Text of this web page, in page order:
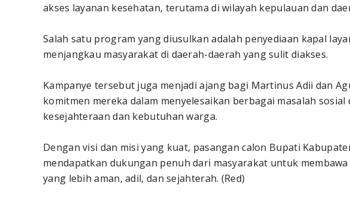
akses layanan kesehatan, terutama di wilayah kepulauan dan
Salah satu program yang diusulkan adalah penyediaan kapal
menjangkau masyarakat di daerah-daerah yang sulit diakses.
Kampanye tersebut juga menjadi ajang bagi Martinus Adii dan
komitmen mereka dalam menyelesaikan berbagai masalah
kesejahteraan dan kebutuhan warga.
Dengan visi dan misi yang kuat, pasangan calon Bupati
mendapatkan dukungan penuh dari masyarakat untuk
yang lebih aman, adil, dan sejahterah. (Red)